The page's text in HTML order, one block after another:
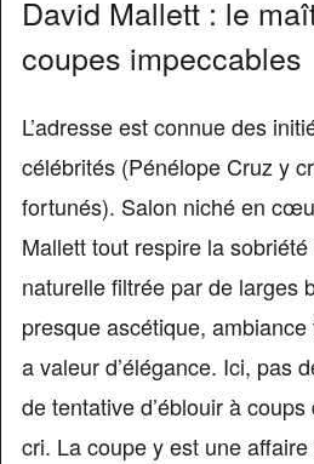
David Mallett : le
coupes impeccables
L’adresse est connue des
célébrités (Pénélope Cruz y
fortunés). Salon niché en
Mallett tout respire la
naturelle filtrée par de larges
presque ascétique,
a valeur d’élégance. Ici, pas
de tentative d’éblouir à
cri. La coupe y est une